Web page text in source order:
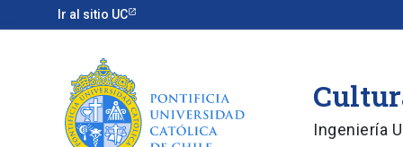
Ir al sitio UC
al
Ingeniería